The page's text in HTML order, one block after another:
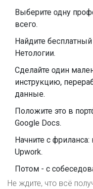
Выберите одну
всего.
Найдите
Нетологии.
Сделайте один
инструкцию,
данные.
Положите это в
Google Docs.
Начните с фриланса:
Upwork.
Потом - с
Не ждите, что всё